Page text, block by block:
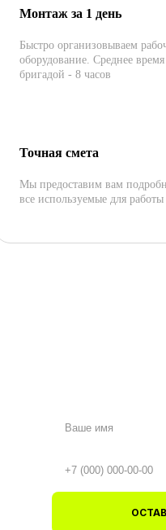
Монтаж за 1 день
Быстро организовываем
оборудование. Среднее
бригадой - 8 часов
Точная смета
Мы предоставим вам
все используемые для